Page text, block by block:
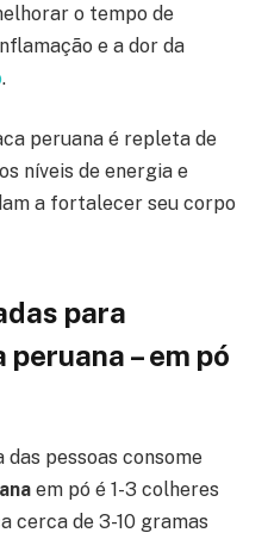
o tempo de
e a dor da
.
peruana é repleta de
níveis de energia e
a fortalecer seu corpo
para
– em pó
das pessoas consome
em pó é 1-3 colheres
cerca de 3-10 gramas